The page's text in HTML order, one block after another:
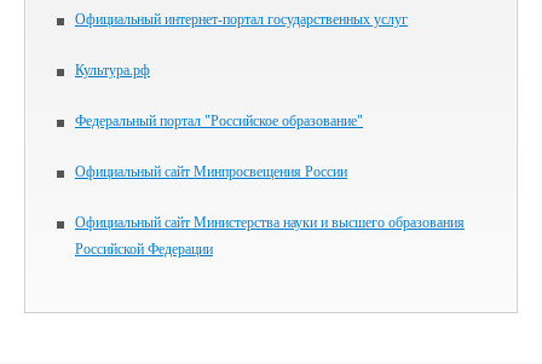
Официальный интернет-портал государственных услуг
Культура.рф
Федеральный портал "Российское образование"
Официальный сайт Минпросвещения России
Официальный сайт Министерства науки и высшего образования
Российской Федерации